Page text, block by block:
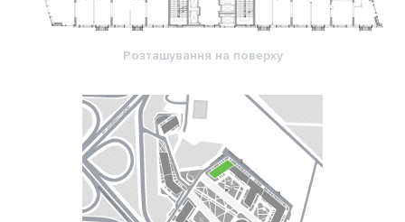
Розташування на поверху